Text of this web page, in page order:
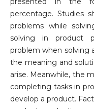
percentage. Studies
problems while
solving in product
problem when solving
the meaning and
arise. Meanwhile, the
completing tasks in
develop a product.